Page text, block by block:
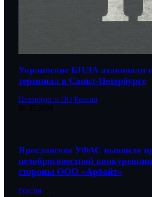
Украинские БПЛА атаковали
терминал в Санкт-Петербурге
Петербург и ЛО Россия
Ярославское УФАС выявило
недобросовестной
стороны ООО «Арбайт»
Россия